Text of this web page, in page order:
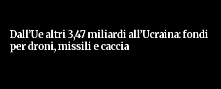
Dall’Ue altri 3,47 miliardi all’Ucraina: fondi
per droni, missili e caccia